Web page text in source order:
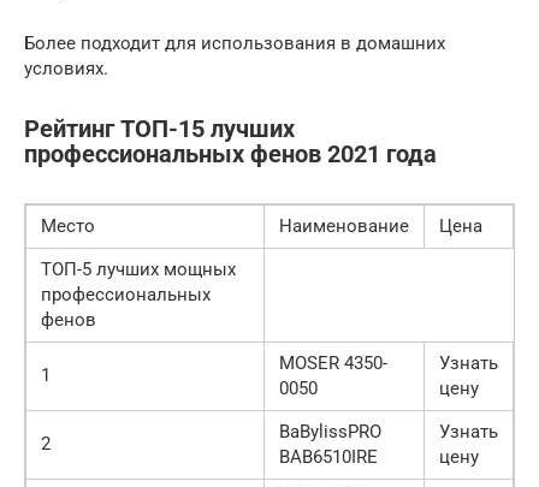
Более подходит для использования в домашних
условиях.
Рейтинг ТОП-15 лучших
профессиональных фенов 2021 года
Место Наименование
Цена
ТОП-5 лучших мощных
профессиональных
фенов
1
MOSER 4350-
0050
Узнать
цену
2
BaBylissPRO
BAB6510IRE
Узнать
цену